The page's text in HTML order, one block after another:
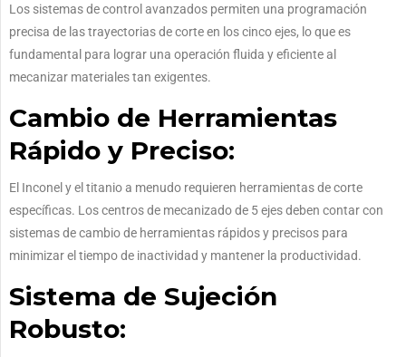
Los sistemas de control avanzados permiten una programación
precisa de las trayectorias de corte en los cinco ejes, lo que es
fundamental para lograr una operación fluida y eficiente al
mecanizar materiales tan exigentes.
Cambio de Herramientas
Rápido y Preciso:
El Inconel y el titanio a menudo requieren herramientas de corte
específicas. Los centros de mecanizado de 5 ejes deben contar con
sistemas de cambio de herramientas rápidos y precisos para
minimizar el tiempo de inactividad y mantener la productividad.
Sistema de Sujeción
Robusto: